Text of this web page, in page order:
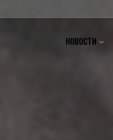
НОВОСТИ